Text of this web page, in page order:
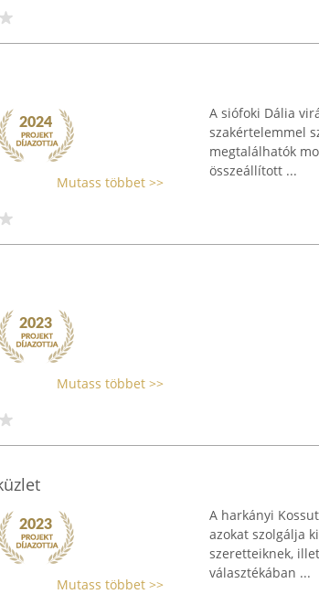
Mutass többet >>
A siófoki Dália
szakértelemmel
megtalálhatók
összeállított ...
Mutass többet >>
Mutass többet >>
A harkányi
azokat szolgálja
szeretteiknek,
választékában ...